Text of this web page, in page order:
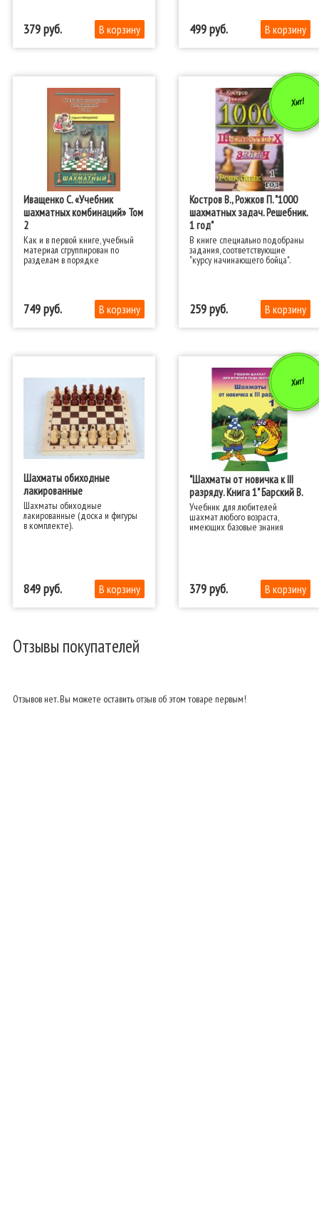
379 499
Иващенко С. «Учебник
шахматных комбинаций» Том
2
Как и в первой книге, учебный
материал сгруппирован по
разделам в порядке
возрастания сложности.
749
Хит!
Костров В., Рожков П. "1000
шахматных задач. Решебник.
1 год"
В книге специально подобраны
задания, соответствующие
"курсу начинающего бойца".
259
Шахматы обиходные
лакированные
Шахматы обиходные
лакированные (доска и фигуры
в комплекте).
849
Хит!
"Шахматы от новичка к III
разряду. Книга 1" Барский В.
​Учебник для любителей
шахмат любого возраста,
имеющих базовые знания
379
Отзывы покупателей
Отзывов нет. Вы можете оставить отзыв об этом товаре первым!